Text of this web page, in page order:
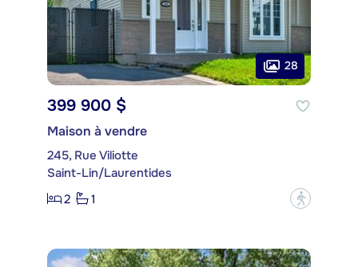
28
399 900 $
Maison à vendre
245, Rue Viliotte
Saint-Lin/Laurentides
2
1 ?